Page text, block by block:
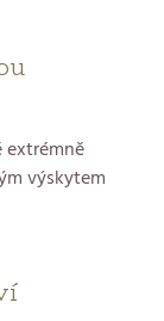
extrémně
výskytem